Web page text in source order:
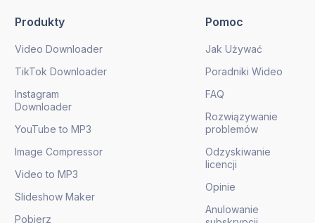
Produkty
Video Downloader
TikTok Downloader
Instagram
Downloader
YouTube to MP3
Image Compressor
Video to MP3
Slideshow Maker
Pobierz
Pomoc
Jak Używać
Poradniki Wideo
FAQ
Rozwiązywanie
problemów
Odzyskiwanie
licencji
Opinie
Anulowanie